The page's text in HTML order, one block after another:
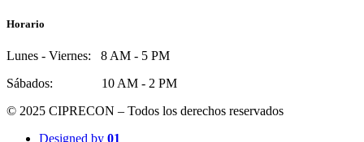
Horario
Lunes - Viernes: 8 AM - 5 PM
Sábados: 10 AM - 2 PM
© 2025 CIPRECON – Todos los derechos reservados
Designed by 01